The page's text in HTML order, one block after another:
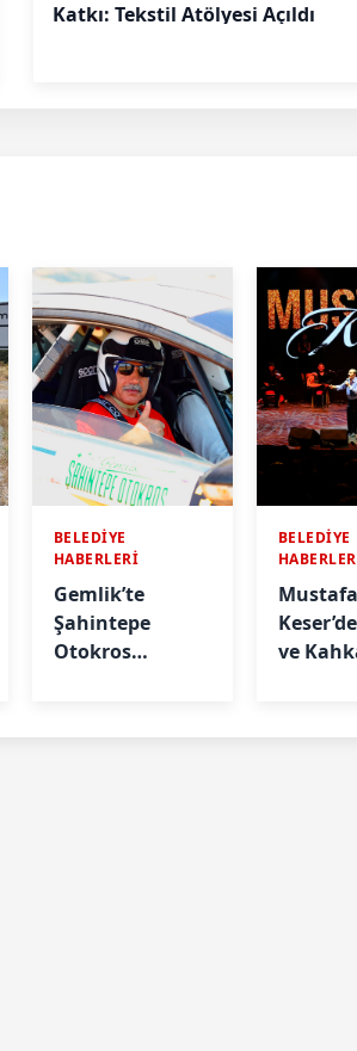
Katkı: Tekstil Atölyesi Açıldı
BELEDİYE
HABERLERİ
Gemlik’te
Şahintepe
Otokros
BELEDİYE
Mustafa
ve